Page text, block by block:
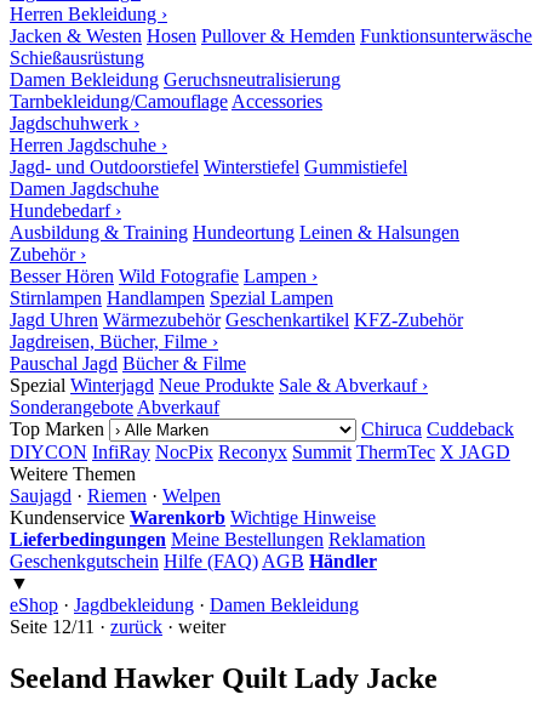
Herren Bekleidung ›
Jacken & Westen Hosen Pullover & Hemden Funktionsunterwäsche
Schießausrüstung
Damen Bekleidung Geruchsneutralisierung
Tarnbekleidung/Camouflage Accessories
Jagdschuhwerk ›
Herren Jagdschuhe ›
Jagd- und Outdoorstiefel Winterstiefel Gummistiefel
Damen Jagdschuhe
Hundebedarf ›
Ausbildung & Training Hundeortung Leinen & Halsungen
Zubehör ›
Besser Hören Wild Fotografie Lampen ›
Stirnlampen Handlampen Spezial Lampen
Jagd Uhren Wärmezubehör Geschenkartikel KFZ-Zubehör
Jagdreisen, Bücher, Filme ›
Pauschal Jagd Bücher & Filme
Spezial Winterjagd Neue Produkte Sale & Abverkauf ›
Sonderangebote Abverkauf
Top Marken
Chiruca Cuddeback
DIYCON InfiRay NocPix Reconyx Summit ThermTec X JAGD
Weitere Themen
Saujagd · Riemen · Welpen
Kundenservice Warenkorb Wichtige Hinweise
Lieferbedingungen Meine Bestellungen Reklamation
Geschenkgutschein Hilfe (FAQ) AGB Händler
▼
eShop · Jagdbekleidung · Damen Bekleidung
Seite 12/11 · zurück · weiter
Seeland Hawker Quilt Lady Jacke